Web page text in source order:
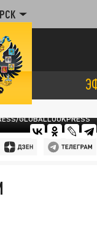
GLOBALLOOKPRESS